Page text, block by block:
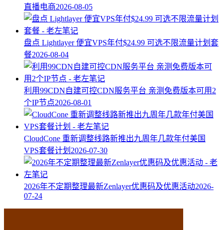
直播电商2026-08-05
盘点 Lightlayer 便宜VPS年付$24.99 可选不限流量计划套
餐2026-08-04
利用99CDN自建可控CDN服务平台 亲测免费版本可用2
个IP节点2026-08-01
CloudCone 重新调整线路新推出九周年几款年付美国
VPS套餐计划 2026-07-30
2026年不定期整理最新Zenlayer优惠码及优惠活动2026-
07-24